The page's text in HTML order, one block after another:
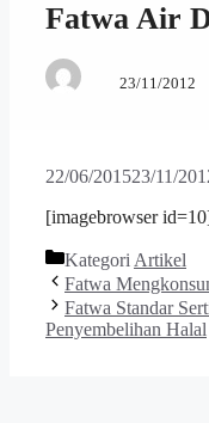
Fatwa Air
23/11/2012
22/06/201523/11/
[imagebrowser
Kategori Artikel
Fatwa
Fatwa Standar
Penyembelihan Halal